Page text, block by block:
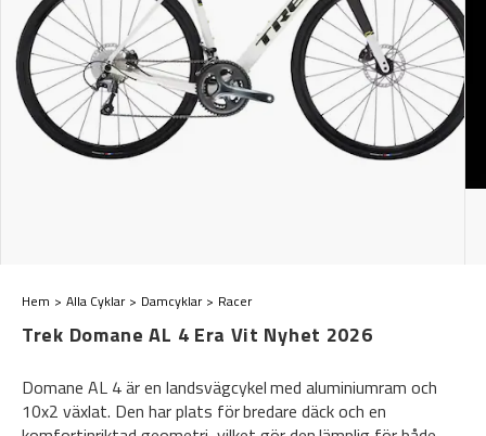
Hem Alla Cyklar Damcyklar Racer
Trek Domane AL 4 Era Vit Nyhet 2026
Domane AL 4 är en landsvägcykel med aluminiumram och
10x2 växlat. Den har plats för bredare däck och en